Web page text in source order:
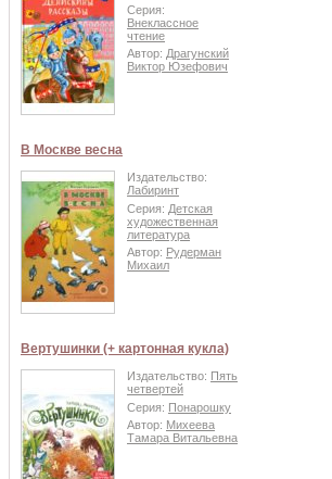
Серия:
Внеклассное
чтение
Автор: Драгунский
Виктор Юзефович
В Москве весна
Издательство:
Лабиринт
Серия: Детская
художественная
литература
Автор: Рудерман
Михаил
Вертушинки (+ картонная кукла)
Издательство: Пять
четвертей
Серия: Понарошку
Автор: Михеева
Тамара Витальевна